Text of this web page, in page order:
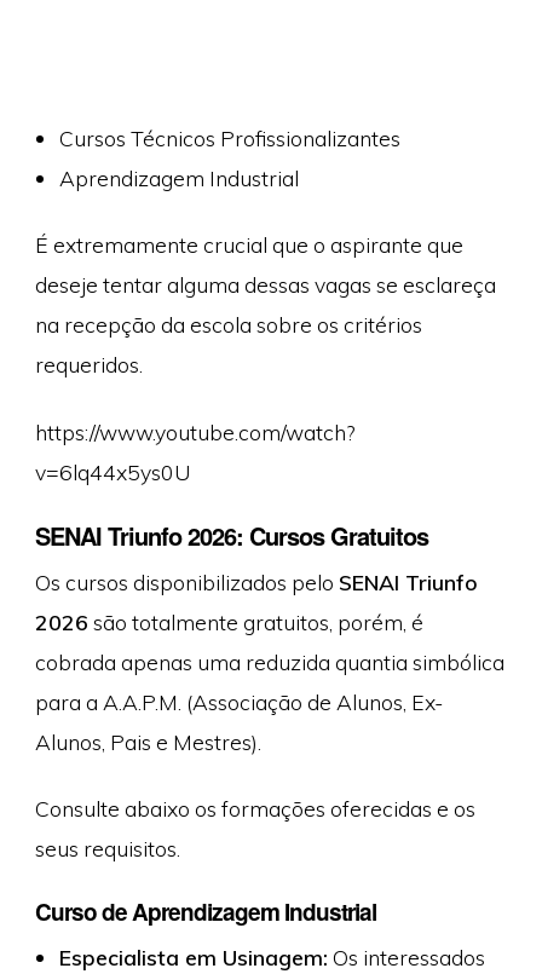
Cursos Técnicos Profissionalizantes
Aprendizagem Industrial
É extremamente crucial que o aspirante que
deseje tentar alguma dessas vagas se esclareça
na recepção da escola sobre os critérios
requeridos.
https://www.youtube.com/watch?
v=6lq44x5ys0U
SENAI Triunfo 2026: Cursos Gratuitos
Os cursos disponibilizados pelo SENAI Triunfo
2026 são totalmente gratuitos, porém, é
cobrada apenas uma reduzida quantia simbólica
para a A.A.P.M. (Associação de Alunos, Ex-
Alunos, Pais e Mestres).
Consulte abaixo os formações oferecidas e os
seus requisitos.
Curso de Aprendizagem Industrial
Especialista em Usinagem: Os interessados